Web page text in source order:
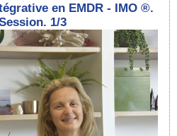
en EMDR - IMO ®.
1/3